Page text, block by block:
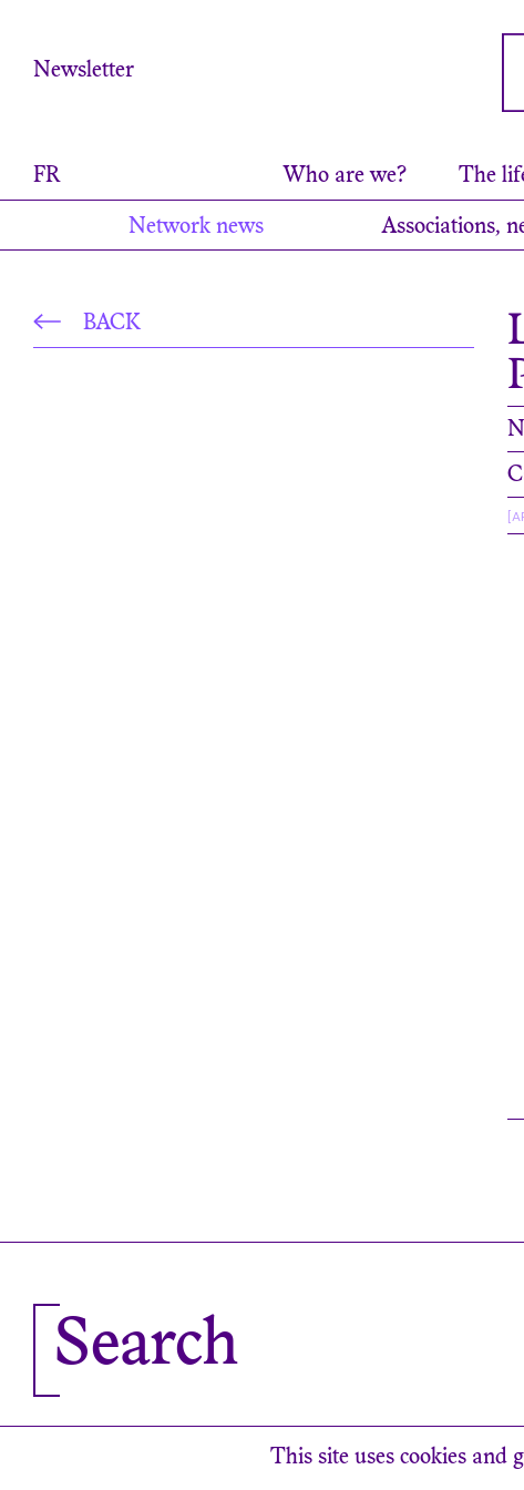
Newsletter
FR Who are we? The
Network news Associations,
BACK
Search
Find us Privacy policy
This site uses cookies and